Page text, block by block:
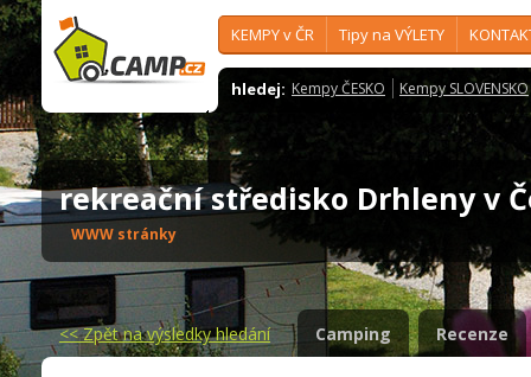
KEMPY v ČR Tipy na VÝLETY
hledej: Kempy ČESKO Kempy SLOVENSKO
rekreační středisko Drhleny v
WWW stránky
<<Zpět na výsledky hledání Camping Recenze